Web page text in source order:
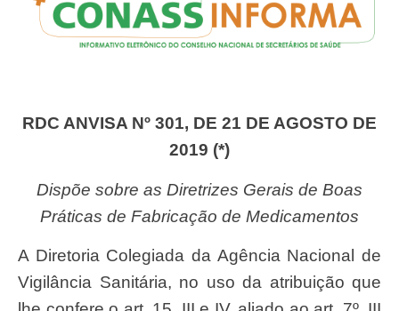
RDC ANVISA Nº 301, DE 21 DE AGOSTO DE
2019 (*)
Dispõe sobre as Diretrizes Gerais de Boas
Práticas de Fabricação de Medicamentos
A Diretoria Colegiada da Agência Nacional de
Vigilância Sanitária, no uso da atribuição que